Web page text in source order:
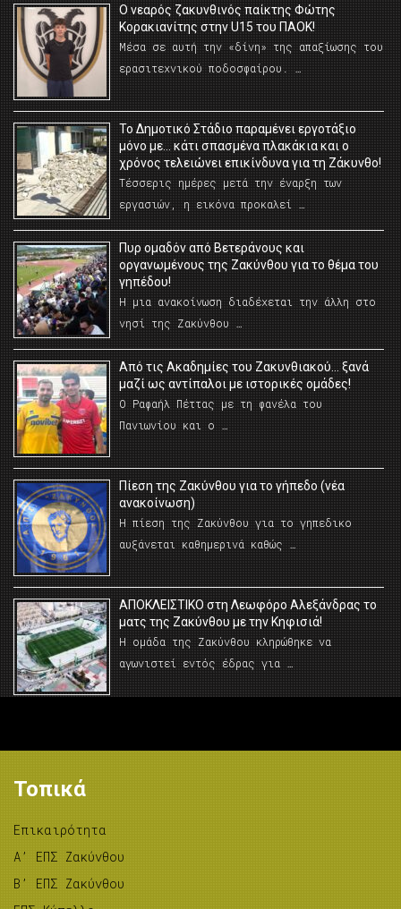
O νεαρός ζακυνθινός παίκτης Φώτης
Κορακιανίτης στην U15 του ΠΑΟΚ!
Μέσα σε αυτή την «δίνη» της απαξίωσης του
ερασιτεχνικού ποδοσφαίρου. …
Το Δημοτικό Στάδιο παραμένει εργοτάξιο
μόνο με… κάτι σπασμένα πλακάκια και ο
χρόνος τελειώνει επικίνδυνα για τη Ζάκυνθο!
Τέσσερις ημέρες μετά την έναρξη των
εργασιών, η εικόνα προκαλεί …
Πυρ ομαδόν από Βετεράνους και
οργανωμένους της Ζακύνθου για το θέμα του
γηπέδου!
Η μια ανακοίνωση διαδέχεται την άλλη στο
νησί της Ζακύνθου …
Από τις Ακαδημίες του Ζακυνθιακού… ξανά
μαζί ως αντίπαλοι με ιστορικές ομάδες!
Ο Ραφαήλ Πέττας με τη φανέλα του
Πανιωνίου και ο …
Πίεση της Ζακύνθου για το γήπεδο (νέα
ανακοίνωση)
Η πίεση της Ζακύνθου για το γηπεδικο
αυξάνεται καθημερινά καθώς …
AΠΟΚΛΕΙΣΤΙΚΟ στη Λεωφόρο Αλεξάνδρας το
ματς της Ζακύνθου με την Κηφισιά!
Η ομάδα της Ζακύνθου κληρώθηκε να
αγωνιστεί εντός έδρας για …
Τοπικά
Επικαιρότητα
A’ ΕΠΣ Ζακύνθου
B’ ΕΠΣ Ζακύνθου